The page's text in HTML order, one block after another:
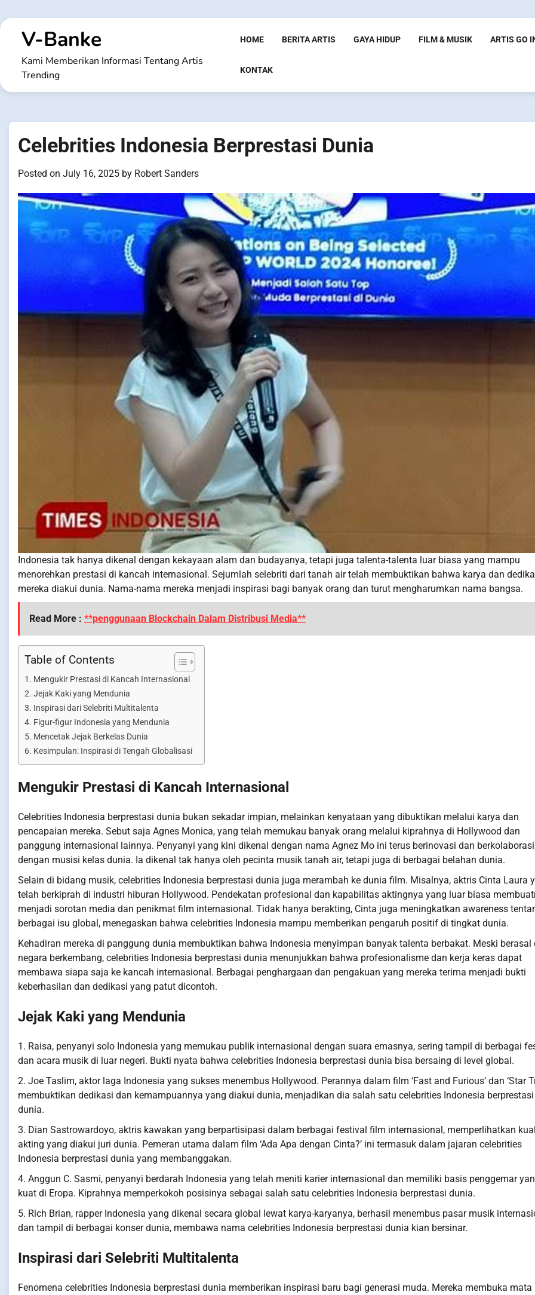
to
contentV-Banke
Kami Memberikan Informasi Tentang Artis
Trending
HOME BERITA ARTIS GAYA HIDUP FILM & MUSIK ARTIS GO
KONTAK
Celebrities Indonesia Berprestasi Dunia
Posted on July 16, 2025 by Robert Sanders
Indonesia tak hanya dikenal dengan kekayaan alam dan budayanya, tetapi juga talenta-talenta luar biasa yang mampu
menorehkan prestasi di kancah internasional. Sejumlah selebriti dari tanah air telah membuktikan bahwa karya dan
mereka diakui dunia. Nama-nama mereka menjadi inspirasi bagi banyak orang dan turut mengharumkan nama bangsa.
Read More : **penggunaan Blockchain Dalam Distribusi Media**
Table of Contents
Mengukir Prestasi di Kancah Internasional
Jejak Kaki yang Mendunia
Inspirasi dari Selebriti Multitalenta
Figur-figur Indonesia yang Mendunia
Mencetak Jejak Berkelas Dunia
Kesimpulan: Inspirasi di Tengah Globalisasi
Mengukir Prestasi di Kancah Internasional
Celebrities Indonesia berprestasi dunia bukan sekadar impian, melainkan kenyataan yang dibuktikan melalui karya dan
pencapaian mereka. Sebut saja Agnes Monica, yang telah memukau banyak orang melalui kiprahnya di Hollywood dan
panggung internasional lainnya. Penyanyi yang kini dikenal dengan nama Agnez Mo ini terus berinovasi dan berkolaborasi
dengan musisi kelas dunia. Ia dikenal tak hanya oleh pecinta musik tanah air, tetapi juga di berbagai belahan dunia.
Selain di bidang musik, celebrities Indonesia berprestasi dunia juga merambah ke dunia film. Misalnya, aktris Cinta Laura
telah berkiprah di industri hiburan Hollywood. Pendekatan profesional dan kapabilitas aktingnya yang luar biasa
menjadi sorotan media dan penikmat film internasional. Tidak hanya berakting, Cinta juga meningkatkan awareness
berbagai isu global, menegaskan bahwa celebrities Indonesia mampu memberikan pengaruh positif di tingkat dunia.
Kehadiran mereka di panggung dunia membuktikan bahwa Indonesia menyimpan banyak talenta berbakat. Meski berasal
negara berkembang, celebrities Indonesia berprestasi dunia menunjukkan bahwa profesionalisme dan kerja keras dapat
membawa siapa saja ke kancah internasional. Berbagai penghargaan dan pengakuan yang mereka terima menjadi bukti
keberhasilan dan dedikasi yang patut dicontoh.
Jejak Kaki yang Mendunia
1. Raisa, penyanyi solo Indonesia yang memukau publik internasional dengan suara emasnya, sering tampil di berbagai
dan acara musik di luar negeri. Bukti nyata bahwa celebrities Indonesia berprestasi dunia bisa bersaing di level global.
2. Joe Taslim, aktor laga Indonesia yang sukses menembus Hollywood. Perannya dalam film ‘Fast and Furious’ dan ‘Star
membuktikan dedikasi dan kemampuannya yang diakui dunia, menjadikan dia salah satu celebrities Indonesia berprestasi
dunia.
3. Dian Sastrowardoyo, aktris kawakan yang berpartisipasi dalam berbagai festival film internasional, memperlihatkan
akting yang diakui juri dunia. Pemeran utama dalam film ‘Ada Apa dengan Cinta?’ ini termasuk dalam jajaran celebrities
Indonesia berprestasi dunia yang membanggakan.
4. Anggun C. Sasmi, penyanyi berdarah Indonesia yang telah meniti karier internasional dan memiliki basis penggemar
kuat di Eropa. Kiprahnya memperkokoh posisinya sebagai salah satu celebrities Indonesia berprestasi dunia.
5. Rich Brian, rapper Indonesia yang dikenal secara global lewat karya-karyanya, berhasil menembus pasar musik
dan tampil di berbagai konser dunia, membawa nama celebrities Indonesia berprestasi dunia kian bersinar.
Inspirasi dari Selebriti Multitalenta
Fenomena celebrities Indonesia berprestasi dunia memberikan inspirasi baru bagi generasi muda. Mereka membuka mata